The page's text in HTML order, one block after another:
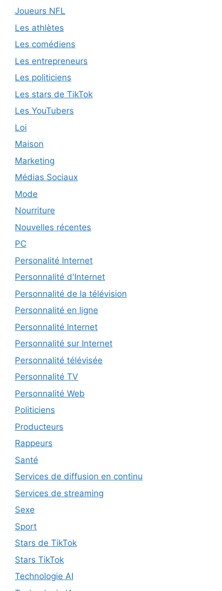
Joueurs NFL
Les athlètes
Les comédiens
Les entrepreneurs
Les politiciens
Les stars de TikTok
Les YouTubers
Loi
Maison
Marketing
Médias Sociaux
Mode
Nourriture
Nouvelles récentes
PC
Personalité Internet
Personnalité d'Internet
Personnalité de la télévision
Personnalité en ligne
Personnalité Internet
Personnalité sur Internet
Personnalité télévisée
Personnalité TV
Personnalité Web
Politiciens
Producteurs
Rappeurs
Santé
Services de diffusion en continu
Services de streaming
Sexe
Sport
Stars de TikTok
Stars TikTok
Technologie AI